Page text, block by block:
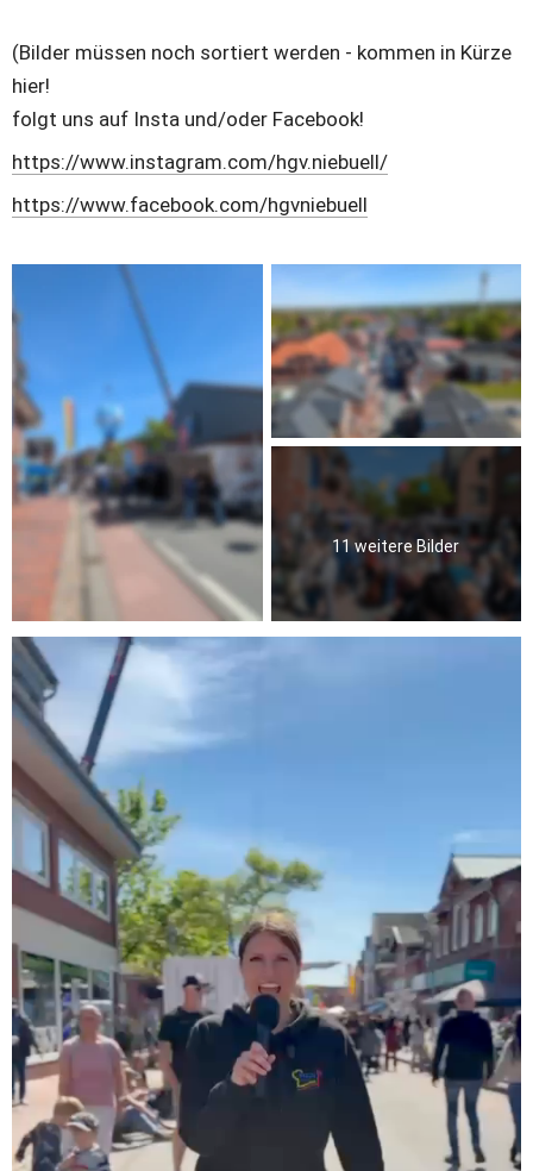
(Bilder müssen noch sortiert werden - kommen in Kürze
hier!
folgt uns auf Insta und/oder Facebook!
https://www.instagram.com/hgv.niebuell/
https://www.facebook.com/hgvniebuell
11 weitere Bilder